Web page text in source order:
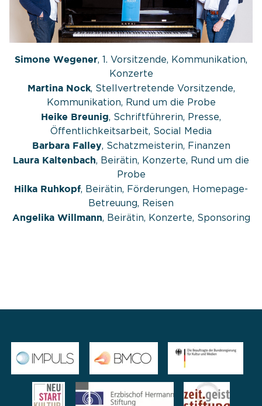
Simone Wegener, 1. Vorsitzende, Kommunikation,
Konzerte
Martina Nock, Stellvertretende Vorsitzende,
Kommunikation, Rund um die Probe
Heike Breunig, Schriftführerin, Presse,
Öffentlichkeitsarbeit, Social Media
Barbara Falley, Schatzmeisterin, Finanzen
Laura Kaltenbach, Beirätin, Konzerte, Rund um die
Probe
Hilka Ruhkopf, Beirätin, Förderungen, Homepage-
Betreuung, Reisen
Angelika Willmann, Beirätin, Konzerte, Sponsoring